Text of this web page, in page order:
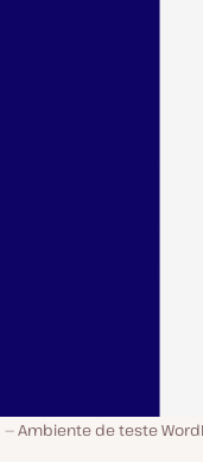
Ambiente de teste